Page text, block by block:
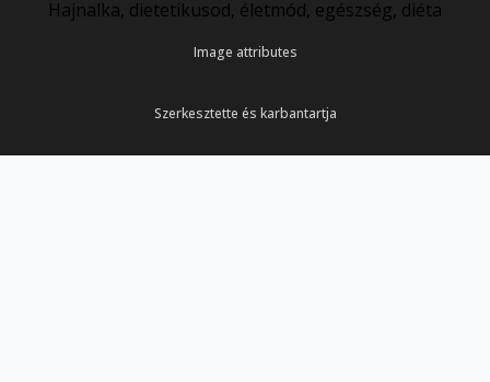
Image attributes
Szerkesztette és karbantartja